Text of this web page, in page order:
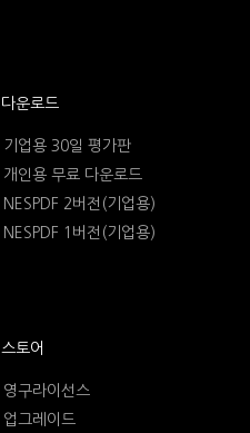
다운로드
기업용 30일 평가판
개인용 무료 다운로드
NESPDF 2버전(기업용)
NESPDF 1버전(기업용)
스토어
영구라이선스
업그레이드